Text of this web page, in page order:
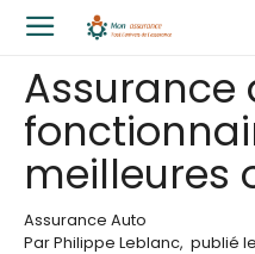
Assurance
meilleures
Assurance Auto
ParPhilippe Leblanc, publié le